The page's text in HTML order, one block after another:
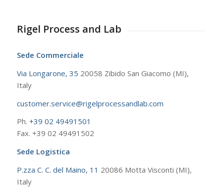
Rigel Process and Lab
Sede Commerciale
Via Longarone, 35 20058 Zibido San Giacomo (MI),
Italy
customer.service@rigelprocessandlab.com
Ph. +39 02 49491501
Fax. +39 02 49491502
Sede Logistica
P.zza C. C. del Maino, 11 20086 Motta Visconti (MI),
Italy